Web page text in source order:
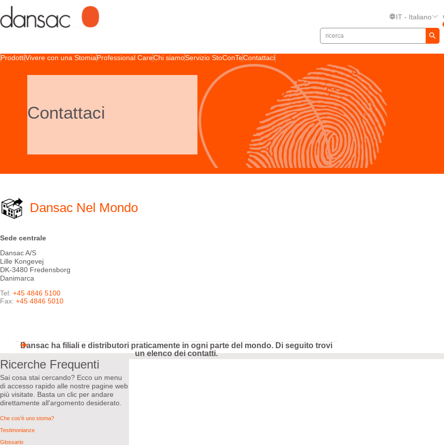
IT - Italiano
ProdottiVivere con una StomiaProfessional CareChi siamoServizio StoConTeContattaci
Contattaci
Dansac Nel Mondo
Sede centrale
Dansac A/S
Lille Kongevej
DK-3480 Fredensborg
Danimarca
Tel: +45 4846 5100
Fax: +45 4846 5010
Dansac ha filiali e distributori praticamente in ogni parte del mondo. Di seguito trovi
un elenco dei contatti.
Australia
Liberty Medical Pty., Ltd.
990 Whitehorse Road
Box Hill, Victoria 3128
Tel:1800 880 851
E-mail: Send email
URL: www.dansac.com.au
Ricerche Frequenti
Sai cosa stai cercando? Ecco un menu
di accesso rapido alle nostre pagine web
più visitate. Basta un clic per andare
direttamente all'argomento desiderato.
Che cos'è uno stoma?
Testimonianze
Glossario